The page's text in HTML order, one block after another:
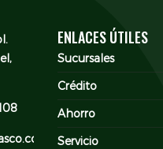
ENLACES ÚTILES
Sucursales
Crédito
Ahorro
Servicio